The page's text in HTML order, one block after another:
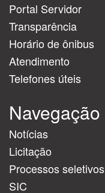
Portal Servidor
Transparência
Horário de ônibus
Atendimento
Telefones úteis
Navegação
Notícias
Licitação
Processos seletivos
SIC